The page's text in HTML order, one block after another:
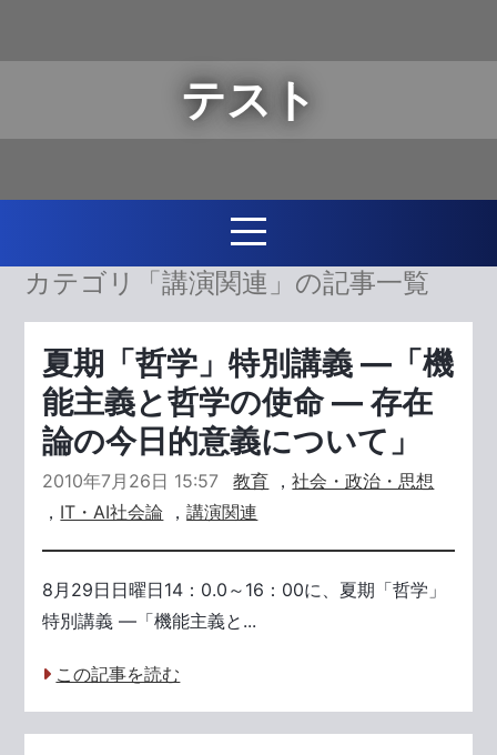
テスト
カテゴリ「講演関連」の記事一覧
夏期「哲学」特別講義 ―「機
能主義と哲学の使命 ― 存在
論の今日的意義について」
2010年7月26日 15:57 教育 ，社会・政治・思想
， IT・AI社会論 ，講演関連
8月29日日曜日14：0.0～16：00に、夏期「哲学」
特別講義 ―「機能主義と...
この記事を読む